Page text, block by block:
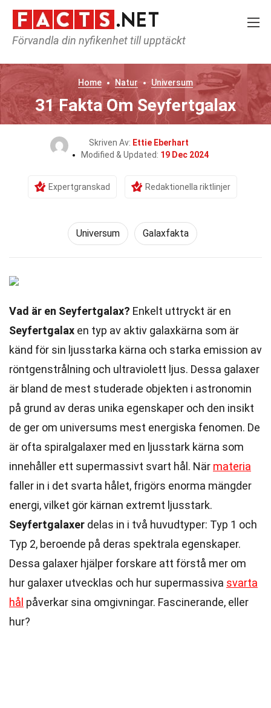
Förvandla din nyfikenhet till upptäckt
Home Natur Universum
31 Fakta Om Seyfertgalax
Skriven Av: Ettie Eberhart
Modified & Updated: 19 Dec 2024
Expertgranskad Redaktionella riktlinjer
Universum Galaxfakta
Vad är en Seyfertgalax? Enkelt uttryckt är en
Seyfertgalax en typ av aktiv galaxkärna som är
känd för sin ljusstarka kärna och starka emission av
röntgenstrålning och ultraviolett ljus. Dessa galaxer
är bland de mest studerade objekten i astronomin
på grund av deras unika egenskaper och den insikt
de ger om universums mest energiska fenomen. De
är ofta spiralgalaxer med en ljusstark kärna som
innehåller ett supermassivt svart hål. När materia
faller in i det svarta hålet, frigörs enorma mängder
energi, vilket gör kärnan extremt ljusstark.
Seyfertgalaxer delas in i två huvudtyper: Typ 1 och
Typ 2, beroende på deras spektrala egenskaper.
Dessa galaxer hjälper forskare att förstå mer om
hur galaxer utvecklas och hur supermassiva svarta
hål påverkar sina omgivningar. Fascinerande, eller
hur?